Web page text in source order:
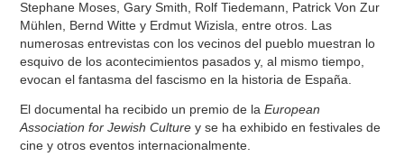
Stephane Moses, Gary Smith, Rolf Tiedemann, Patrick Von Zur
Mühlen, Bernd Witte y Erdmut Wizisla, entre otros. Las
numerosas entrevistas con los vecinos del pueblo muestran lo
esquivo de los acontecimientos pasados y, al mismo tiempo,
evocan el fantasma del fascismo en la historia de España.
El documental ha recibido un premio de laEuropean
Association for Jewish Culture y se ha exhibido en festivales de
cine y otros eventos internacionalmente.